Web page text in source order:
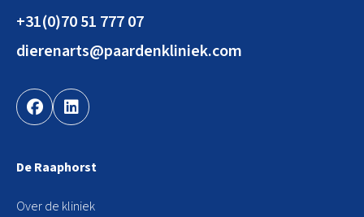
+31(0)70 51 777 07
dierenarts@paardenkliniek.com
De Raaphorst
Over de kliniek